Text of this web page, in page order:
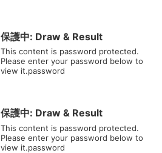
保護中: Draw & Result
This content is password protected.
Please enter your password below to
view it.password
保護中: Draw & Result
This content is password protected.
Please enter your password below to
view it.password